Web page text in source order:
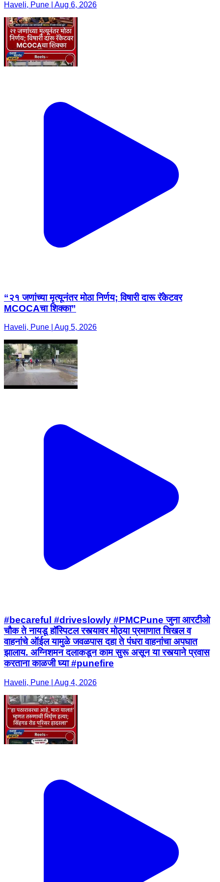
Haveli, Pune | Aug 6, 2026
“२१ जणांच्या मृत्यूनंतर मोठा निर्णय; विषारी दारू रॅकेटवर
MCOCAचा शिक्का”
Haveli, Pune | Aug 5, 2026
#becareful #driveslowly #PMCPune जुना आरटीओ
चौक ते नायडू हॉस्पिटल रस्त्यावर मोठ्या प्रमाणात चिखल व
वाहनांचे ऑईल यामुळे जवळपास दहा ते पंधरा वाहनांचा अपघात
झालाय. अग्निशमन दलाकडून काम सुरू असून या रस्त्याने प्रवास
करताना काळजी घ्या #punefire
Haveli, Pune | Aug 4, 2026